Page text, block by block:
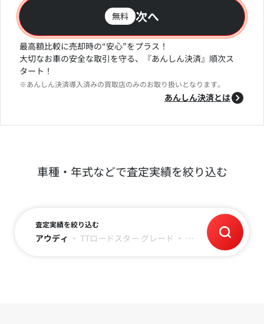
無料 次へ
最高額比較に売却時の“安心”をプラス！
大切なお車の安全な取引を守る、『あんしん決済』順次ス
タート！
※あんしん決済導入済みの買取店のみのお取り扱いとなります。
あんしん決済とは
車種・年式などで査定実績を絞り込む
査定実績を絞り込む
アウディ ・ TTロードスター グレード ・ 年式 ・ 走行距離